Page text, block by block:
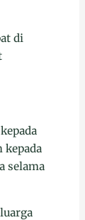
di
kepada
selama